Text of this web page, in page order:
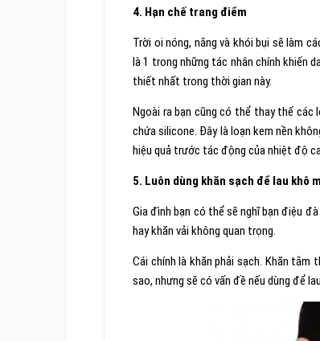
4. Hạn chế trang điểm
Trời oi nóng, nắng và khói bụi sẽ làm
là 1 trong những tác nhân chính khiến
thiết nhất trong thời gian này.
Ngoài ra bạn cũng có thể thay thế
chứa silicone. Đây là loạn kem nền
hiệu quả trước tác động của nhiệt độ
5. Luôn dùng khăn sạch để lau khô
Gia đình bạn có thể sẽ nghĩ bạn điệu
hay khăn vải không quan trọng.
Cái chính là khăn phải sạch. Khăn tắm
sao, nhưng sẽ có vấn đề nếu dùng để